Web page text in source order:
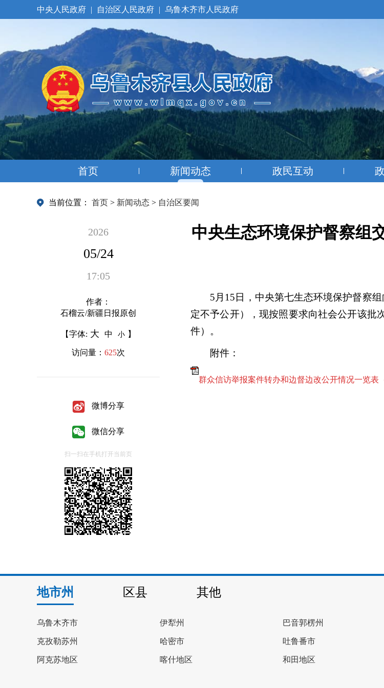
中央人民政府 | 自治区人民政府 | 乌鲁木齐市人民政府
首页 新闻动态 政民互动
当前位置： 首页 > 新闻动态 > 自治区要闻
2026
05/24
17:05
作者：
石榴云/新疆日报原创
【字体: 大 中 小 】
访问量： 625次
微博分享
微信分享
扫一扫在手机打开当前页
中央生态环境保护督察组
5月15日，中央第七生态环境保护督察组
定不予公开），现按照要求向社会公开该批
件）。
附件：
群众信访举报案件转办和边督边改公开情况一览表
地市州 区县 其他
乌鲁木齐市 伊犁州 巴音郭楞州
克孜勒苏州 哈密市 吐鲁番市
阿克苏地区 喀什地区 和田地区